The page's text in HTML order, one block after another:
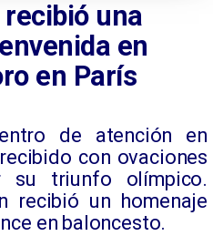
una
en
en París
de atención en
con ovaciones
su triunfo olímpico.
recibió un homenaje
en baloncesto.